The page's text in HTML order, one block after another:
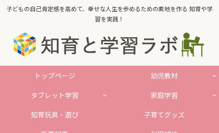
子どもの自己肯定感を高めて、幸せな人生を歩めるための素地を作る 知育や学
習を実践！
トップページ
幼児教材
タブレット学習
家庭学習
知育玩具・遊び
子育てグッズ